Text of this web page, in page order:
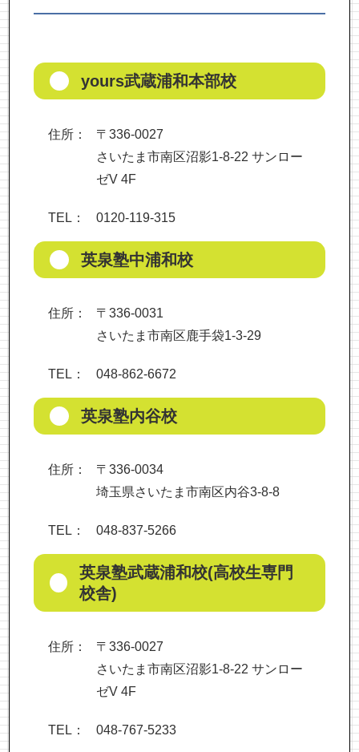
yours武蔵浦和本部校
住所：
〒336-0027
さいたま市南区沼影1-8-22 サンロー
ゼV 4F
TEL： 0120-119-315
英泉塾中浦和校
住所：
〒336-0031
さいたま市南区鹿手袋1-3-29
TEL： 048-862-6672
英泉塾内谷校
住所：
〒336-0034
埼玉県さいたま市南区内谷3-8-8
TEL： 048-837-5266
英泉塾武蔵浦和校(高校生専門
校舎)
住所：
〒336-0027
さいたま市南区沼影1-8-22 サンロー
ゼV 4F
TEL： 048-767-5233